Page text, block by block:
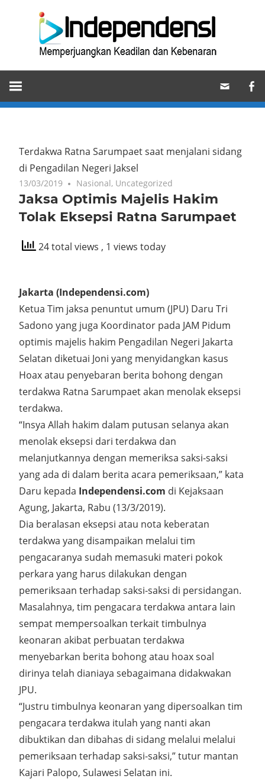
Memperjuangkan
Keadilan
dan
Terdakwa Ratna Sarumpaet saat menjalani sidang
di Pengadilan Negeri Jaksel
13/03/2019 Nasional, Uncategorized
Jaksa Optimis Majelis Hakim
Tolak Eksepsi Ratna Sarumpaet
24 total views , 1 views today
Jakarta (Independensi.com)
Ketua Tim jaksa penuntut umum (JPU) Daru Tri
Sadono yang juga Koordinator pada JAM Pidum
optimis majelis hakim Pengadilan Negeri Jakarta
Selatan diketuai Joni yang menyidangkan kasus
Hoax atau penyebaran berita bohong dengan
terdakwa Ratna Sarumpaet akan menolak eksepsi
terdakwa.
“Insya Allah hakim dalam putusan selanya akan
menolak eksepsi dari terdakwa dan
melanjutkannya dengan memeriksa saksi-saksi
yang ada di dalam berita acara pemeriksaan,” kata
Daru kepada Independensi.com di Kejaksaan
Agung, Jakarta, Rabu (13/3/2019).
Dia beralasan eksepsi atau nota keberatan
terdakwa yang disampaikan melalui tim
pengacaranya sudah memasuki materi pokok
perkara yang harus dilakukan dengan
pemeriksaan terhadap saksi-saksi di persidangan.
Masalahnya, tim pengacara terdakwa antara lain
sempat mempersoalkan terkait timbulnya
keonaran akibat perbuatan terdakwa
menyebarkan berita bohong atau hoax soal
dirinya telah dianiaya sebagaimana didakwakan
JPU.
“Justru timbulnya keonaran yang dipersoalkan tim
pengacara terdakwa itulah yang nanti akan
dibuktikan dan dibahas di sidang melalui melalui
pemeriksaan terhadap saksi-saksi,” tutur mantan
Kajari Palopo, Sulawesi Selatan ini.